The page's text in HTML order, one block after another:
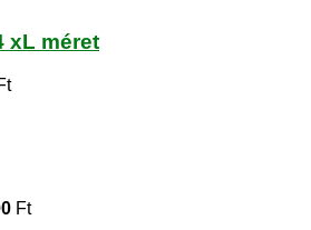
xL méret
Ft